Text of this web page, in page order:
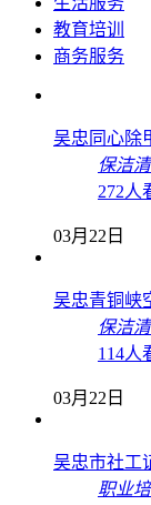
教育培训
商务服务
吴忠同心除
保洁
272人
03月22日
吴忠青铜峡
保洁
114人
03月22日
吴忠市社工
职业